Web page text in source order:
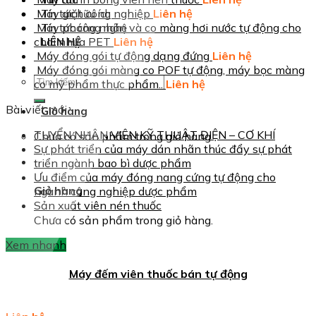
Tin tức hữu ích
Tin tức công nghệ
LIÊN HỆ
Tìm
kiếm:
Giỏ hàng
Chưa có sản phẩm trong giỏ hàng.
Giỏ hàng
Chưa có sản phẩm trong giỏ hàng.
Máy giặt công nghiệp Liên hệ
Máy phóng nhãn và co màng hơi nước tự động cho
chai nhựa PET Liên hệ
Máy đóng gói tự động dạng đứng Liên hệ
Máy đóng gói màng co POF tự động, máy bọc màng
co mỹ phẩm thực phẩm.. Liên hệ
Bài viết mới
TUYỂN NHÂN VIÊN KỸ THUẬT ĐIỆN – CƠ KHÍ
Sự phát triển của máy dán nhãn thúc đẩy sự phát
triển ngành bao bì dược phẩm
Ưu điểm của máy đóng nang cứng tự động cho
ngành công nghiệp dược phẩm
Sản xuất viên nén thuốc
Xem nhanh
Máy đếm viên thuốc bán tự động